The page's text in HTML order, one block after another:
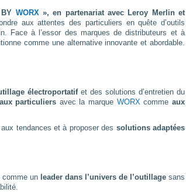
WORX», en partenariat avec Leroy Merlin et
aux attentes des particuliers en quête d’outils
Face à l’essor des marques de distributeurs et à
comme une alternative innovante et abordable.
électroportatifet des solutions d’entretien du
particuliers avec la marque WORXcommeaux
tendances et à proposer des solutions adaptées
comme un leader dans l’univers de l’outillage sans